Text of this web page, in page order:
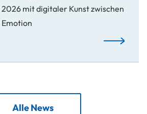
mit digitaler Kunst zwischen
Alle News